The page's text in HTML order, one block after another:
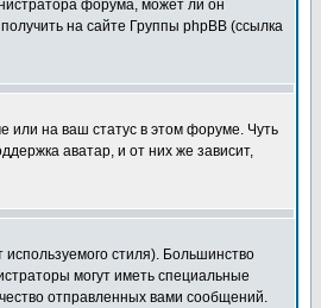
форума, может ли он
на сайте Группы phpBB (ссылка
или на ваш статус в этом форуме. Чуть
аватар, и от них же зависит,
стиля). Большинство
могут иметь специальные
отправленных вами сообщений.